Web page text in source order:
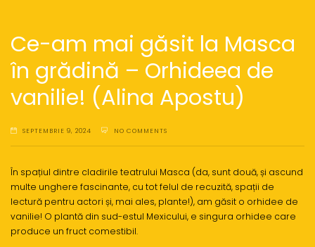
Ce-am mai găsit la Masca
în grădină – Orhideea de
vanilie! (Alina Apostu)
SEPTEMBRIE 9, 2024 NO COMMENTS
În spațiul dintre cladirile teatrului Masca (da, sunt două, și ascund
multe unghere fascinante, cu tot felul de recuzită, spații de
lectură pentru actori și, mai ales, plante!), am găsit o orhidee de
vanilie! O plantă din sud-estul Mexicului, e singura orhidee care
produce un fruct comestibil.